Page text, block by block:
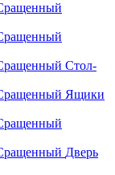
Стол-
Ящики
Дверь